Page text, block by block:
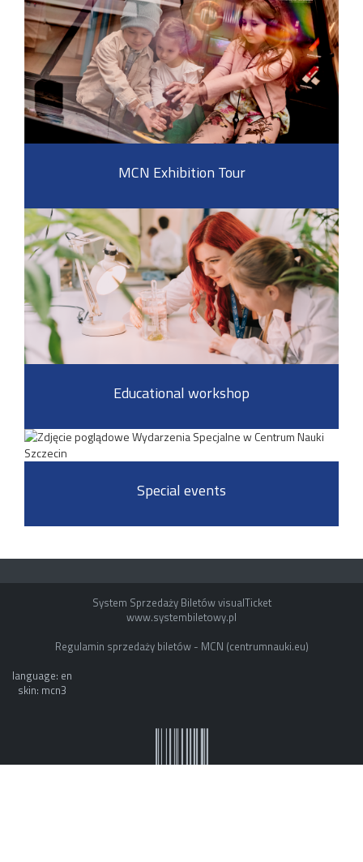
MCN Exhibition Tour
Educational workshop
Special events
System Sprzedaży Biletów visualTicket
www.systembiletowy.pl
Regulamin sprzedaży biletów - MCN (centrumnauki.eu)
language: en
skin: mcn3